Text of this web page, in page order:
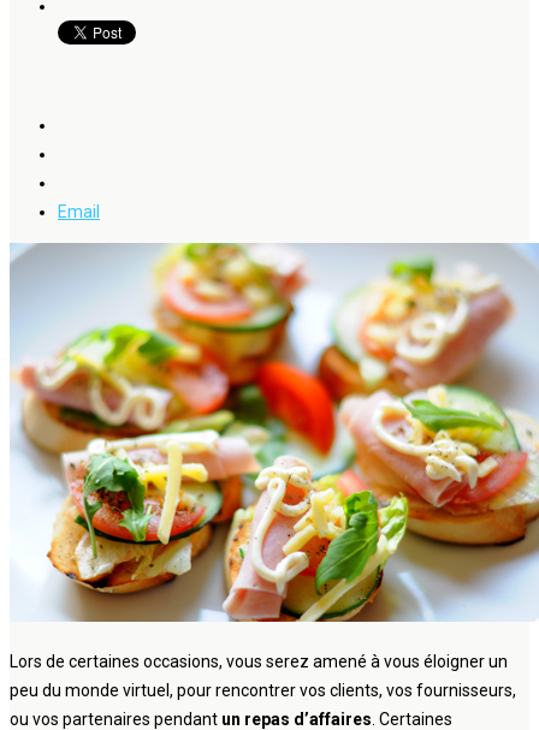
Email
Lors de certaines occasions, vous serez amené à vous éloigner un
peu du monde virtuel, pour rencontrer vos clients, vos fournisseurs,
ou vos partenaires pendant un repas d’affaires . Certaines